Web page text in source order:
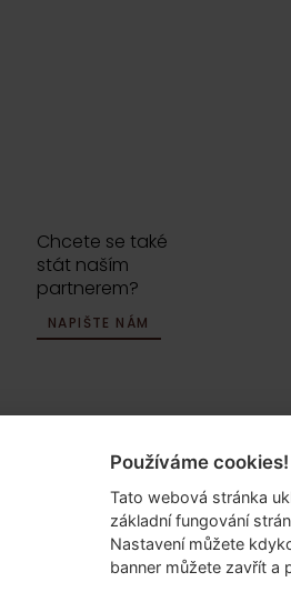
Chcete se také
stát naším
partnerem?
NAPIŠTE NÁM
Buzulucká 569/10
160 00 Praha 6
Česká republika
Používáme cookies!
Tato webová stránka
základní fungování
Nastavení můžete
banner můžete zavřít a